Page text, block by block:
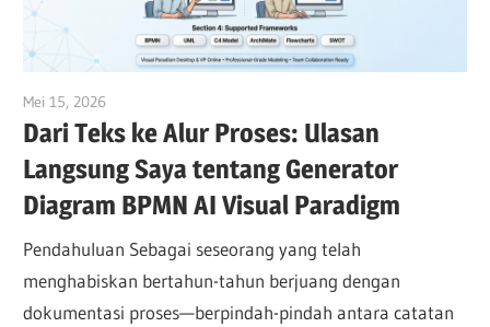
Mei 15, 2026
Dari Teks ke Alur Proses: Ulasan
Langsung Saya tentang Generator
Diagram BPMN AI Visual Paradigm
Pendahuluan Sebagai seseorang yang telah
menghabiskan bertahun-tahun berjuang dengan
dokumentasi proses—berpindah-pindah antara catatan